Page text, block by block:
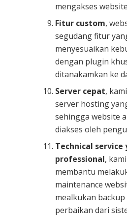
mengakses
Fitur custom,
segudang fitur
menyesuaikan
dengan plugin
ditanakamkan ke
Server cepat,
server hosting
sehingga website
diakses oleh
Technical service
professional,
membantu
maintenance
mealkukan
perbaikan dari